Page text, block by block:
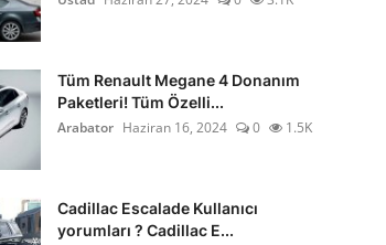
Tüm Renault Megane 4 Donanım
Paketleri! Tüm Özelli...
Arabator Haziran 16, 2024 0 1.5K
Cadillac Escalade Kullanıcı
yorumları ? Cadillac E...